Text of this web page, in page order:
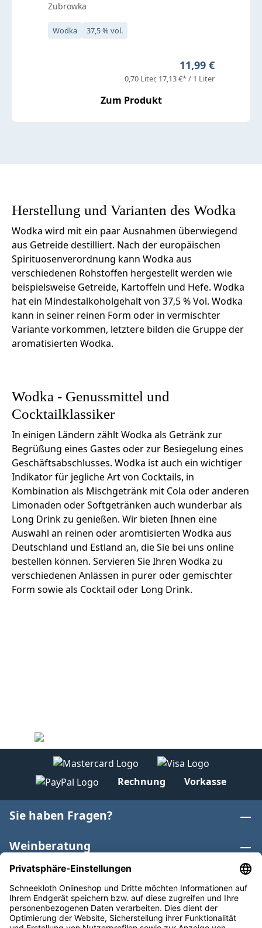
Zubrowka
Wodka 37,5 % vol.
Regulärer Preis:
11,99 €
0,70 Liter 17,13 €* / 1 Liter
Zum Produkt
Herstellung und Varianten des Wodka
Wodka wird mit ein paar Ausnahmen überwiegend
aus Getreide destilliert. Nach der europäischen
Spirituosenverordnung kann Wodka aus
verschiedenen Rohstoffen hergestellt werden wie
beispielsweise Getreide, Kartoffeln und Hefe. Wodka
hat ein Mindestalkoholgehalt von 37,5 % Vol. Wodka
kann in seiner reinen Form oder in vermischter
Variante vorkommen, letztere bilden die Gruppe der
aromatisierten Wodka.
Wodka - Genussmittel und
Cocktailklassiker
In einigen Ländern zählt Wodka als Getränk zur
Begrüßung eines Gastes oder zur Besiegelung eines
Geschäftsabschlusses. Wodka ist auch ein wichtiger
Indikator für jegliche Art von Cocktails, in
Kombination als Mischgetränk mit Cola oder anderen
Limonaden oder Softgetränken auch wunderbar als
Long Drink zu genießen. Wir bieten Ihnen eine
Auswahl an reinen oder aromtisierten Wodka aus
Deutschland und Estland an, die Sie bei uns online
bestellen können. Servieren Sie Ihren Wodka zu
verschiedenen Anlässen in purer oder gemischter
Form sowie als Cocktail oder Long Drink.
Rechnung Vorkasse
Sie haben Fragen?
Weinberatung
Informationen
Weinkategorien